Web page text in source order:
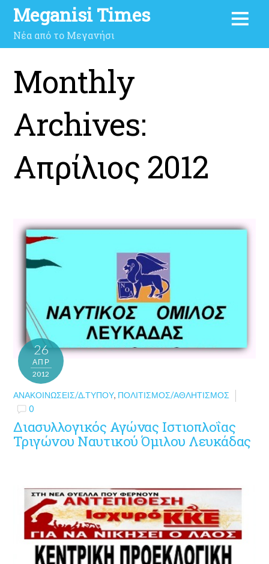
Meganisi Times
Νέα από το Μεγανήσι
Monthly
Archives:
Απρίλιος 2012
26
ΑΠΡ
2012
ΑΝΑΚΟΙΝΏΣΕΙΣ/Δ.ΤΎΠΟΥ, ΠΟΛΙΤΙΣΜΌΣ/ΑΘΛΗΤΙΣΜΌΣ
0
Διασυλλογικός Αγώνας Ιστιοπλοΐας
Τριγώνου Ναυτικού Όμιλου Λευκάδας